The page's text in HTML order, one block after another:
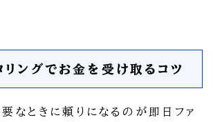
リングでお金を受け取るコツ
なときに頼りになるのが即日ファ